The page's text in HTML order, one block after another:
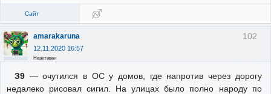
Сайт
102
amarakaruna
12.11.2020 16:57
Неактивен
З9— очутился в ОС у домов, где напротив через дорогу
недалеко рисовал сигил. На улицах было полно народу по